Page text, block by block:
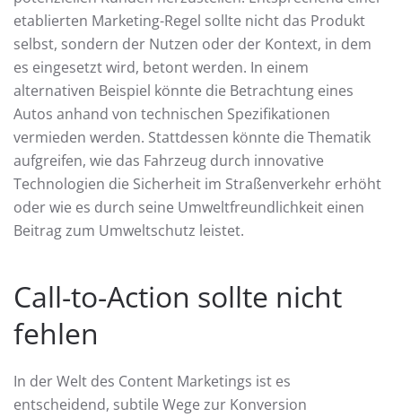
etablierten Marketing-Regel sollte nicht das Produkt
selbst, sondern der Nutzen oder der Kontext, in dem
es eingesetzt wird, betont werden. In einem
alternativen Beispiel könnte die Betrachtung eines
Autos anhand von technischen Spezifikationen
vermieden werden. Stattdessen könnte die Thematik
aufgreifen, wie das Fahrzeug durch innovative
Technologien die Sicherheit im Straßenverkehr erhöht
oder wie es durch seine Umweltfreundlichkeit einen
Beitrag zum Umweltschutz leistet.
Call-to-Action sollte nicht
fehlen
In der Welt des Content Marketings ist es
entscheidend, subtile Wege zur Konversion